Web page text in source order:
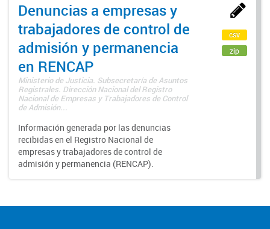
Denuncias a empresas y
trabajadores de control de
admisión y permanencia
en RENCAP
Ministerio de Justicia. Subsecretaría de Asuntos
Registrales. Dirección Nacional del Registro
Nacional de Empresas y Trabajadores de Control
de Admisión...
Información generada por las denuncias
recibidas en el Registro Nacional de
empresas y trabajadores de control de
admisión y permanencia (RENCAP).
csv
zip